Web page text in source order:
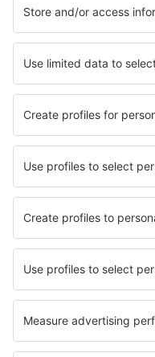
Hoteles
Traslados
Atracciones
Eventos deportivos
Aprende más
Mejor Precio Garantizado
Aplicación móvil
Aerolíneas
Ryanair
Vueling
Iberia
Air Europa
Wizz Air
Sobre eSky